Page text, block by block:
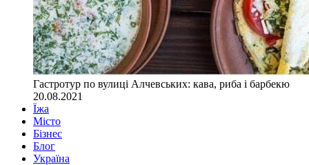
Гастротур по вулиці Алчевських: кава, риба і барбекю
20.08.2021
Їжа
Місто
Бізнес
Блог
Україна